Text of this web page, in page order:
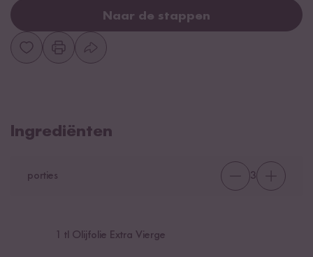
Naar de stappen
Ingrediënten
porties 3
tl Olijfolie Extra Vierge